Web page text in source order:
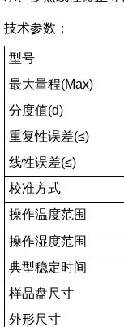
技术参数：
型号
最大量程(Max)
分度值(d)
重复性误差(≤)
线性误差(≤)
校准方式
操作温度范围
操作湿度范围
典型稳定时间
样品盘尺寸
外形尺寸